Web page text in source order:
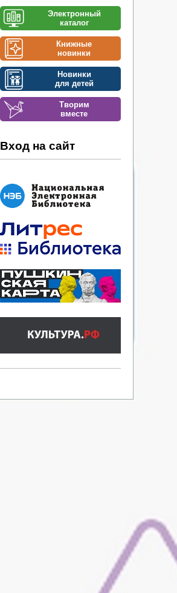
Электронный
каталог
Книжные
новинки
Новинки
для детей
Творим
вместе
Вход на сайт